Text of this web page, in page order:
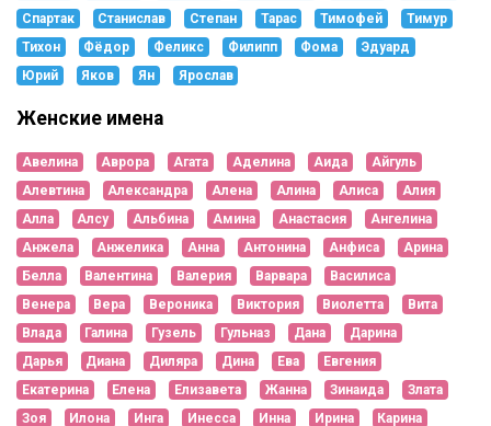
Спартак
Станислав Степан Тарас Тимофей
Тимур
Тихон
Фёдор Феликс Филипп Фома
Эдуард
Юрий
Яков Ян Ярослав
Женские имена
Авелина Аврора Агата Аделина Аида
Айгуль
Алевтина
Александра Алена Алина Алиса
Алия
Алла
Алсу Альбина Амина Анастасия
Ангелина
Анжела
Анжелика Анна Антонина Анфиса
Арина
Белла
Валентина Валерия Варвара
Василиса
Венера
Вера Вероника Виктория Виолетта
Вита
Влада
Галина Гузель Гульназ Дана
Дарина
Дарья
Диана Диляра Дина Ева
Евгения
Екатерина
Елена Елизавета Жанна Зинаида
Злата
Зоя
Илона Инга Инесса Инна Ирина Карина